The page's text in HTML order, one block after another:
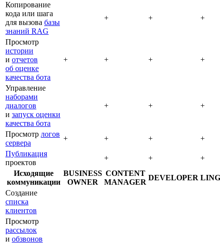
Копирование
кода или шага
для вызова базы
знаний RAG
+ + +
Просмотр
истории
и отчетов
об оценке
качества бота
+ + + +
Управление
наборами
диалогов
и запуск оценки
качества бота
+ + +
Просмотр логов
сервера
+ + +
+
Публикация
проектов
+ +
+
Исходящие
коммуникации
BUSINESS
OWNER
CONTENT
MANAGER
DEVELOPER
Создание
списка
клиентов
Просмотр
рассылок
и обзвонов